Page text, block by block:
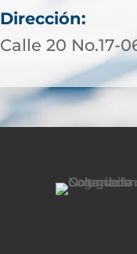
Dirección:
Calle 20 No.17-